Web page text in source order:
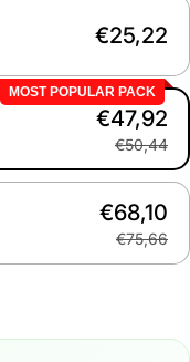
€25,22
MOST POPULAR PACK
€47,92
€50,44
€68,10
€75,66